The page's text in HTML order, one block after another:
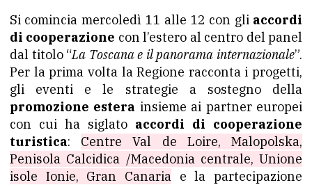
Si comincia mercoledì 11 alle 12 con gli accordi
di cooperazione con l’estero al centro del panel
dal titolo “La Toscana e il panorama internazionale”.
Per la prima volta la Regione racconta i progetti,
gli eventi e le strategie a sostegno della
promozione estera insieme ai partner europei
con cui ha siglato accordi di cooperazione
turistica: Centre Val de Loire, Malopolska,
Penisola Calcidica /Macedonia centrale, Unione
isole Ionie, Gran Canaria e la partecipazione